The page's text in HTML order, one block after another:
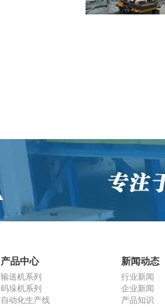
产品中心
输送机系列
码垛机系列
自动化生产线
新闻动态
行业新闻
企业新闻
产品知识